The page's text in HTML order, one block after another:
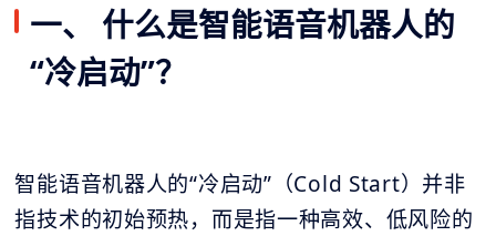
一、 什么是智能语音机器人的
“冷启动”？
智能语音机器人的“冷启动”（Cold Start）并非
指技术的初始预热，而是指一种高效、低风险的